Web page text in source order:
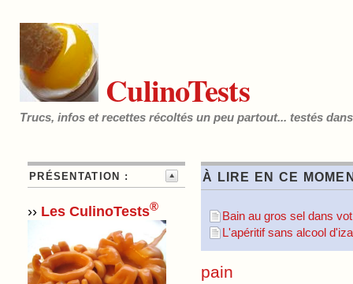
CulinoTests
Trucs, infos et recettes récoltés un peu partout... testés
PRÉSENTATION :
›› Les CulinoTests®
À LIRE EN CE
Bain au gros sel dans
L'apéritif sans alcool
pain